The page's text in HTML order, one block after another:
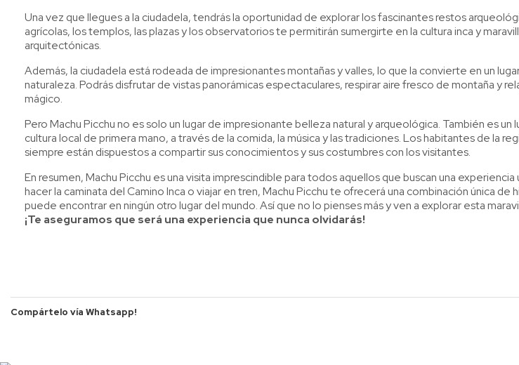
Una vez que llegues a la ciudadela, tendrás la oportunidad de explorar los fascinantes restos
agrícolas, los templos, las plazas y los observatorios te permitirán sumergirte en la cultura inca y
arquitectónicas.
Además, la ciudadela está rodeada de impresionantes montañas y valles, lo que la convierte en un
naturaleza. Podrás disfrutar de vistas panorámicas espectaculares, respirar aire fresco de montaña y
mágico.
Pero Machu Picchu no es solo un lugar de impresionante belleza natural y arqueológica. También es
cultura local de primera mano, a través de la comida, la música y las tradiciones. Los habitantes de la
siempre están dispuestos a compartir sus conocimientos y sus costumbres con los visitantes.
En resumen, Machu Picchu es una visita imprescindible para todos aquellos que buscan una
hacer la caminata del Camino Inca o viajar en tren, Machu Picchu te ofrecerá una combinación única de
puede encontrar en ningún otro lugar del mundo. Así que no lo pienses más y ven a explorar esta
¡Te aseguramos que será una experiencia que nunca olvidarás!
Compártelo vía Whatsapp!